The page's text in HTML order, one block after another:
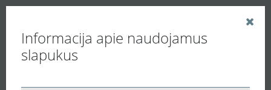
Informacija apie naudojamus
slapukus